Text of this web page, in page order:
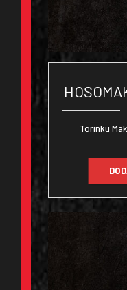
Torinku